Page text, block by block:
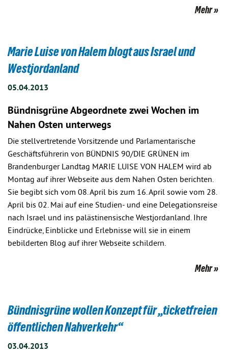
Mehr
Marie Luise von Halem blogt aus Israel und
Westjordanland
05.04.2013
Bündnisgrüne Abgeordnete zwei Wochen im
Nahen Osten unterwegs
Die stellvertretende Vorsitzende und Parlamentarische
Geschäftsführerin von BÜNDNIS 90/DIE GRÜNEN im
Brandenburger Landtag MARIE LUISE VON HALEM wird ab
Montag auf ihrer Webseite aus dem Nahen Osten berichten.
Sie begibt sich vom 08. April bis zum 16. April sowie vom 28.
April bis 02. Mai auf eine Studien- und eine Delegationsreise
nach Israel und ins palästinensische Westjordanland. Ihre
Eindrücke, Einblicke und Erlebnisse will sie in einem
bebilderten Blog auf ihrer Webseite schildern.
Mehr
Bündnisgrüne wollen Konzept für „ticketfreien
öffentlichen Nahverkehr“
03.04.2013